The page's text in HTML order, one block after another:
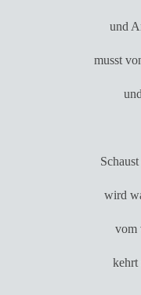
und
musst
wird
vom
kehrt